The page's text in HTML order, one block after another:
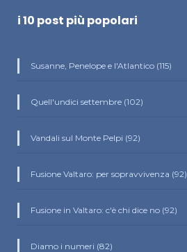
i 10 post più popolari
Susanne, Penelope e l'Atlantico (115)
Quell'undici settembre (102)
Vandali sul Monte Pelpi (92)
Fusione Valtaro: per sopravvivenza (92)
Fusione in Valtaro: c'è chi dice no (92)
Diamo i numeri (82)